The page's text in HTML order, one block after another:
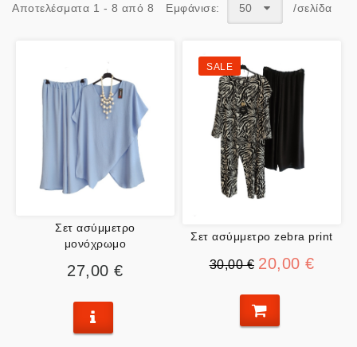
Αποτελέσματα 1 - 8 από 8 Εμφάνισε: 50 /σελίδα
Σετ ασύμμετρο
μονόχρωμο
27,00 €
SALE
Σετ ασύμμετρο zebra print
30,00 € 20,00 €